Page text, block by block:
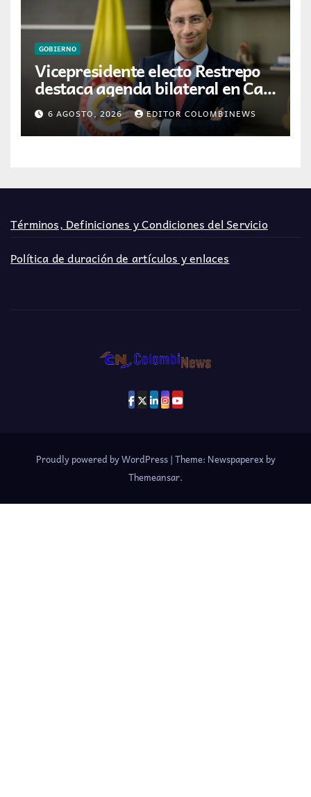
GOBIERNO
Vicepresidente electo Restrepo
destaca agenda bilateral en Cali
previo a la posesión presidencial
6 AGOSTO, 2026 EDITOR COLOMBINEWS
Términos, Definiciones y Condiciones del Servicio
Política de duración de artículos y enlaces
Proudly powered by WordPress|Theme: Newspaperex by
Themeansar.